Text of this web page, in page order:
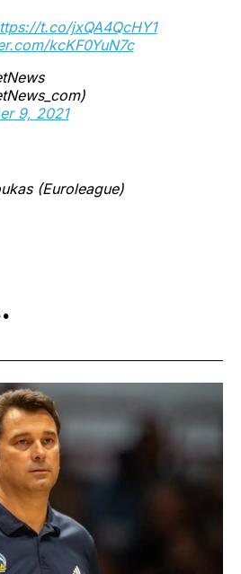
t.co/jxQA4QcHY1
kcKF0YuN7c
9, 2021
(Euroleague)